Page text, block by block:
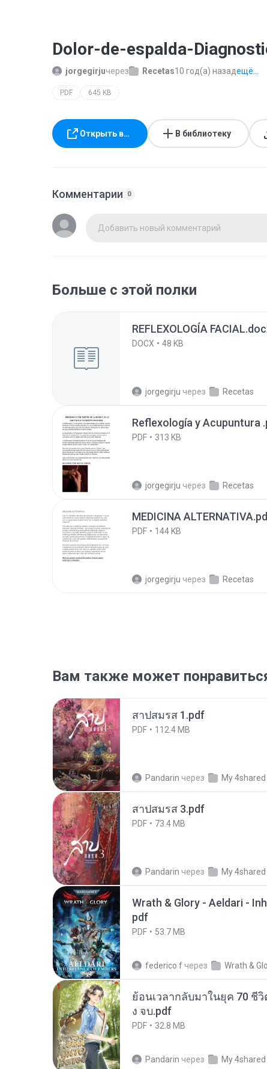
Dolor-de-espalda-
jorgegirjuчерез Recetas10 год(а) назадещё...
PDF 645 KB
Открыть в… В библиотеку
Комментарии 0
Добавить новый комментарий
Больше с этой полки
REFLEXOLOGÍA
DOCX 48 KB
jorgegirju через Recetas
Reflexología y Acupuntura
PDF 313 KB
jorgegirju через Recetas
MEDICINA
PDF 144 KB
jorgegirju через Recetas
Вам также может
สาปสมรส 1.pdf
PDF 112.4 MB
Pandarin через My 4shared
สาปสมรส 3.pdf
PDF 73.4 MB
Pandarin через My 4shared
Wrath & Glory - Aeldari -
pdf
PDF 53.7 MB
federico f через Wrath &
ย้อนเวลากลับมาในยุค 70 ชี
ง จบ.pdf
PDF 32.8 MB
Pandarin через My 4shared